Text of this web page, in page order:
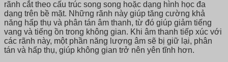
rãnh cắt theo cấu trúc song song hoặc dạng hình học đa
dạng trên bề mặt. Những rãnh này giúp tăng cường khả
năng hấp thụ và phân tán âm thanh, từ đó giúp giảm tiếng
vang và tiếng ồn trong không gian. Khi âm thanh tiếp xúc với
các rãnh này, một phần năng lượng âm sẽ bị giữ lại, phân
tán và hấp thụ, giúp không gian trở nên yên tĩnh hơn.